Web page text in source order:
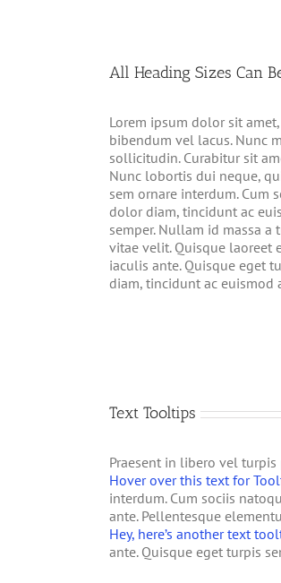
All Heading Sizes Can
Lorem ipsum dolor sit
bibendum vel lacus. Nunc
sollicitudin. Curabitur sit
Nunc lobortis dui neque,
sem ornare interdum. Cum
dolor diam, tincidunt ac
semper. Nullam id massa
vitae velit. Quisque laoreet
iaculis ante. Quisque eget
diam, tincidunt ac euismod
Text Tooltips
Praesent in libero vel
Hover over this text for
interdum. Cum sociis
ante. Pellentesque
Hey, here’s another text
ante. Quisque eget turpis